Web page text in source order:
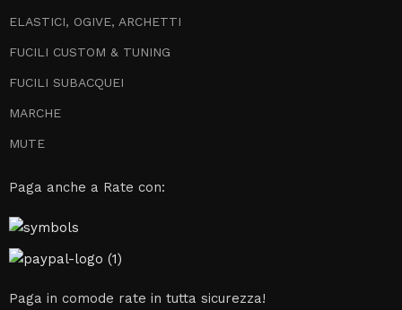
ELASTICI, OGIVE, ARCHETTI
FUCILI CUSTOM & TUNING
FUCILI SUBACQUEI
MARCHE
MUTE
Paga anche a Rate con:
Paga in comode rate in tutta sicurezza!